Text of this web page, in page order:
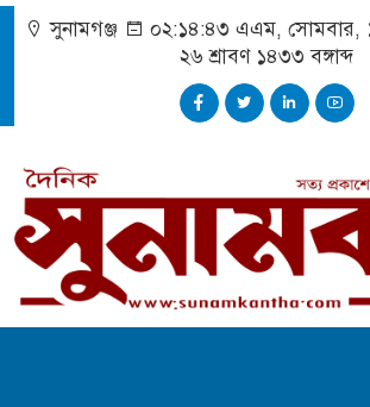
সুনামগঞ্জ ০২:১৪:৪৪ এএম, সোমবার,
২৬ শ্রাবণ ১৪৩৩ বঙ্গাব্দ